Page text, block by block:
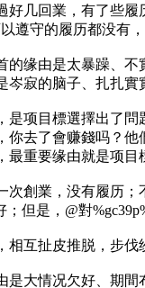
好几回業，有了些
遵守的履历都没有
的缘由是太暴躁、
岑寂的脑子、扎扎實
是项目標選擇出了
你去了會赚錢吗？
最重要缘由就是项目
次創業，没有履历
但是，@對
相互扯皮推脱，步伐
是大情况欠好、期